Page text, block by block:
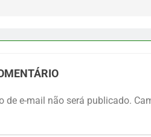
de e-mail não será publicado.